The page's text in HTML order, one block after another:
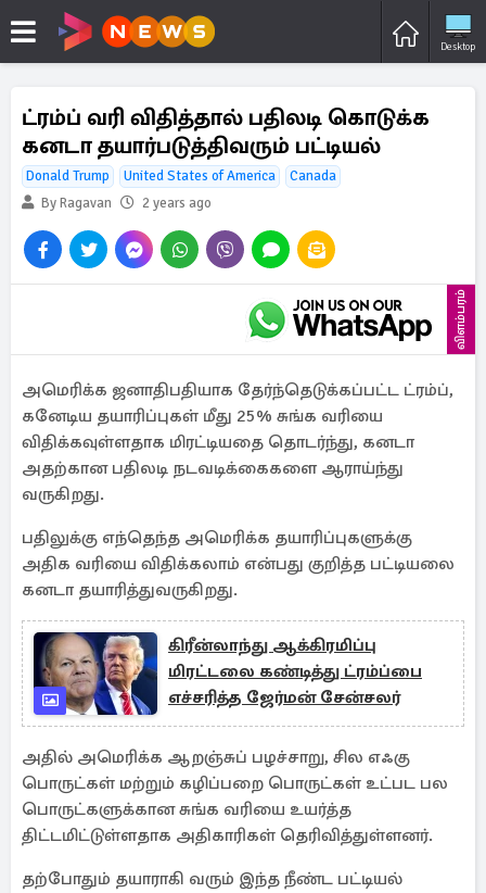
Desktop
ட்ரம்ப் வரி விதித்தால் பதிலடி கொடுக்க
கனடா தயார்படுத்திவரும் பட்டியல்
Donald Trump United States of America
Canada
By Ragavan
2 years ago
விளம்பரம்
அமெரிக்க ஜனாதிபதியாக தேர்ந்தெடுக்கப்பட்ட ட்ரம்ப்,
கனேடிய தயாரிப்புகள் மீது 25% சுங்க வரியை
விதிக்கவுள்ளதாக மிரட்டியதை தொடர்ந்து, கனடா
அதற்கான பதிலடி நடவடிக்கைகளை ஆராய்ந்து
வருகிறது.
பதிலுக்கு எந்தெந்த அமெரிக்க தயாரிப்புகளுக்கு
அதிக வரியை விதிக்கலாம் என்பது குறித்த பட்டியலை
கனடா தயாரித்துவருகிறது.
கிரீன்லாந்து ஆக்கிரமிப்பு
மிரட்டலை கண்டித்து ட்ரம்ப்பை
எச்சரித்த ஜேர்மன் சேன்சலர்
அதில் அமெரிக்க ஆறஞ்சுப் பழச்சாறு, சில எஃகு
பொருட்கள் மற்றும் கழிப்பறை பொருட்கள் உட்பட பல
பொருட்களுக்கான சுங்க வரியை உயர்த்த
திட்டமிட்டுள்ளதாக அதிகாரிகள் தெரிவித்துள்ளனர்.
தற்போதும் தயாராகி வரும் இந்த நீண்ட பட்டியல்